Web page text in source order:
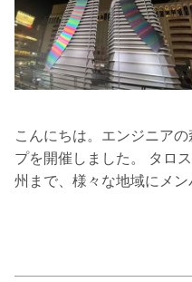
こんにちは。エンジニア
プを開催しました。 タロ
州まで、様々な地域にメ